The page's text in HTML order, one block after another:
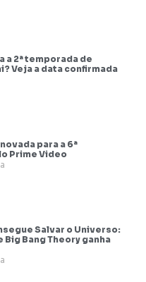
a 2ª temporada de
Veja a data confirmada
para a 6ª
Prime Video
Salvar o Universo:
Big Bang Theory ganha